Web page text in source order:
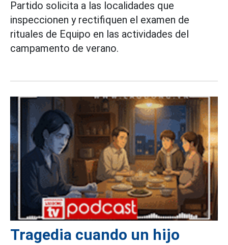
Partido solicita a las localidades que
inspeccionen y rectifiquen el examen de
rituales de Equipo en las actividades del
campamento de verano.
Tragedia cuando un hijo